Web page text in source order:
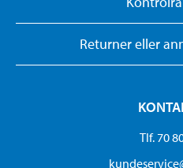
Returner eller
Tlf. 70